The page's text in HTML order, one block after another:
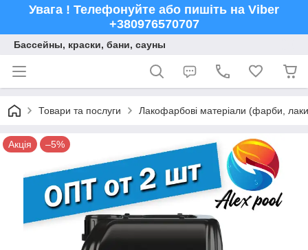
Увага ! Телефонуйте або пишіть на Viber
+380976570707
Бассейны, краски, бани, сауны
Товари та послуги Лакофарбові матеріали (фарби,
Акція –5%